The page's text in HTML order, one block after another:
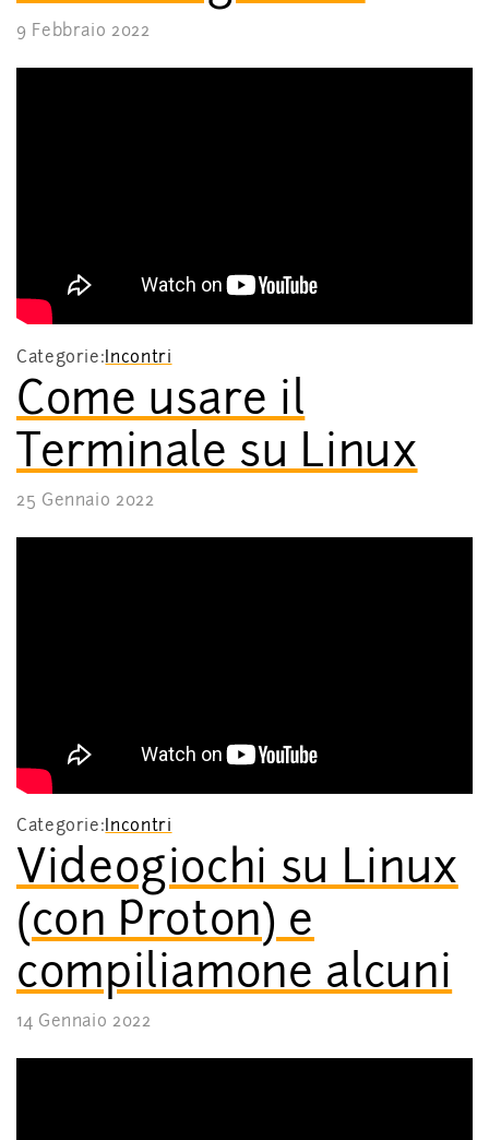
9 Febbraio 2022
Categorie:Incontri
Come usare il
Terminale su Linux
25 Gennaio 2022
Categorie:Incontri
Videogiochi su Linux
(con Proton) e
compiliamone alcuni
14 Gennaio 2022